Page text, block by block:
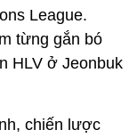
League.
từng gắn bó
HLV ở Jeonbuk
chiến lược